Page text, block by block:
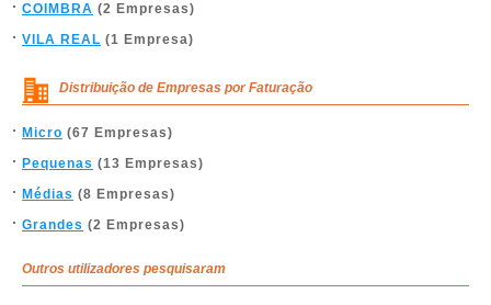
COIMBRA (2 Empresas)
VILA REAL (1 Empresa)
Distribuição de Empresas por Faturação
Micro (67 Empresas)
Pequenas (13 Empresas)
Médias (8 Empresas)
Grandes (2 Empresas)
Outros utilizadores pesquisaram